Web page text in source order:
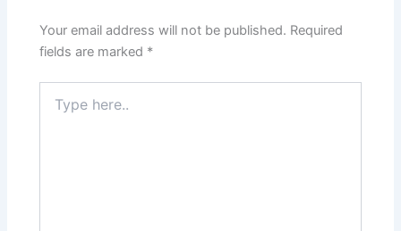
Your email address will not be published. Required
fields are marked *
here..